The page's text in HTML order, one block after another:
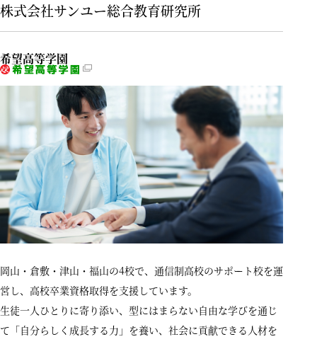
株式会社サンユー総合教育研究所
希望高等学園
岡山・倉敷・津山・福山の4校で、通信制高校のサポート校を運
営し、高校卒業資格取得を支援しています。
生徒一人ひとりに寄り添い、型にはまらない自由な学びを通じ
て「自分らしく成長する力」を養い、社会に貢献できる人材を